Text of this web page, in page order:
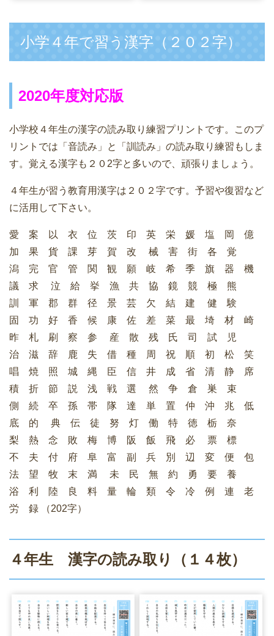
小学４年で習う漢字（２０２字）
2020年度対応版
小学校４年生の漢字の読み取り練習プリントです。このプ
リントでは「音読み」と「訓読み」の読み取り練習もしま
す。覚える漢字も２０2字と多いので、頑張りましょう。
４年生が習う教育用漢字は２０２字です。予習や復習など
に活用して下さい。
愛 案 以 衣 位 茨 印 英 栄 媛 塩 岡 億
加 果 貨 課 芽 賀 改 械 害 街 各 覚
潟 完 官 管 関 観 願 岐 希 季 旗 器 機
議 求 泣 給 挙 漁 共 協 鏡 競 極 熊
訓 軍 郡 群 径 景 芸 欠 結 建 健 験
固 功 好 香 候 康 佐 差 菜 最 埼 材 崎
昨 札 刷 察 参 産 散 残 氏 司 試 児
治 滋 辞 鹿 失 借 種 周 祝 順 初 松 笑
唱 焼 照 城 縄 臣 信 井 成 省 清 静 席
積 折 節 説 浅 戦 選 然 争 倉 巣 束
側 続 卒 孫 帯 隊 達 単 置 仲 沖 兆 低
底 的 典 伝 徒 努 灯 働 特 徳 栃 奈
梨 熱 念 敗 梅 博 阪 飯 飛 必 票 標
不 夫 付 府 阜 富 副 兵 別 辺 変 便 包
法 望 牧 末 満 未 民 無 約 勇 要 養
浴 利 陸 良 料 量 輪 類 令 冷 例 連 老
労 録 （202字）
４年生 漢字の読み取り（１４枚）